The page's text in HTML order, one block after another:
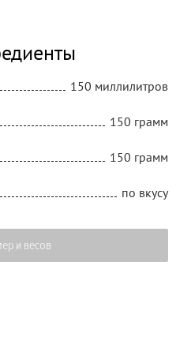
150 миллилитров
150 грамм
150 грамм
по вкусу
и весов